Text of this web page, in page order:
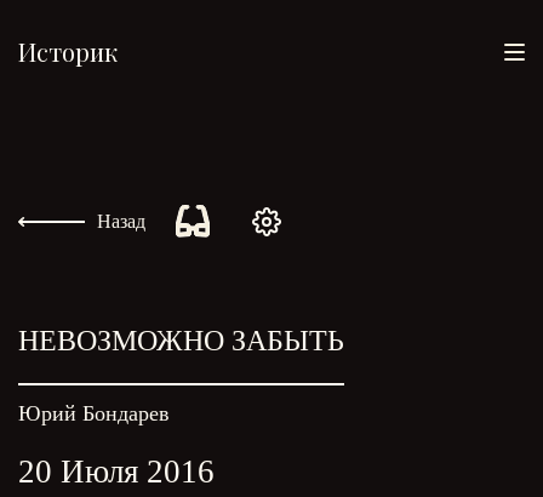
Историк
Назад
НЕВОЗМОЖНО ЗАБЫТЬ
20 Июля 2016
Юрий Бондарев